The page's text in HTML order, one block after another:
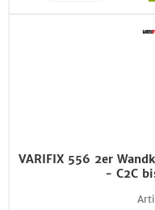
VARIFIX 556 2er
- C2C